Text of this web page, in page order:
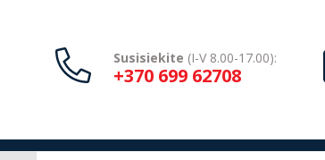
Susisiekite (I-V 8.00-17.00):
+370 699 62708